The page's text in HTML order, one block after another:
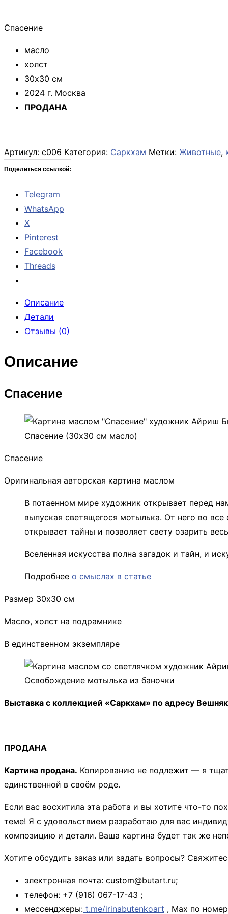
Спасение
масло
холст
30х30 см
2024 г. Москва
ПРОДАНА
Артикул: с006 Категория: Саркхам Метки: Животные,
Поделиться ссылкой:
Telegram
WhatsApp
X
Pinterest
Facebook
Threads
Описание
Детали
Отзывы (0)
Описание
Спасение
Спасение (30х30 см масло)
Спасение
Оригинальная авторская картина маслом
В потаенном мире художник открывает перед
выпуская светящегося мотылька. От него во
открывает тайны и позволяет свету озарить
Вселенная искусства полна загадок и тайн, и
Подробнее о смыслах в статье
Размер 30х30 см
Масло, холст на подрамнике
В единственном экземпляре
Освобождение мотылька из баночки
Выставка с коллекцией «Саркхам» по адресу
ПРОДАНА
Картина продана. Копированию не подлежит — я
единственной в своём роде.
Если вас восхитила эта работа и вы хотите что-то
теме! Я с удовольствием разработаю для вас
композицию и детали. Ваша картина будет так же
Хотите обсудить заказ или задать вопросы?
электронная почта: custom@butart.ru;
телефон: +7 (916) 067-17-43 ;
мессенджеры: t.me/irinabutenkoart , Мах по